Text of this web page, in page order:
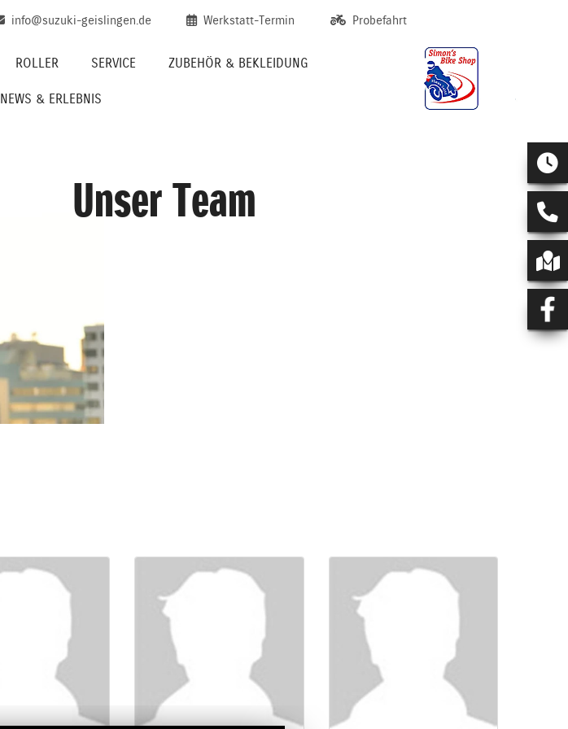
info@suzuki-geislingen.de Werkstatt-Termin Probefahrt
ROLLER SERVICE ZUBEHÖR & BEKLEIDUNG
NEWS & ERLEBNIS
Unser Team